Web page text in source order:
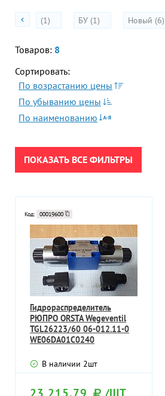
ПРИМЕНИТЬ
(1) БУ (1) Новый (6)
Товаров: 8
Сортировать:
По возрастанию цены
По убыванию цены
По наименованию
ПОКАЗАТЬ ВСЕ ФИЛЬТРЫ
Код: 00019600
Гидрораспределитель
РЮПРО ORSTA Wegeventil
TGL26223/60 06-012.11-0
WE06DA01C0240
В наличии 2шт
23 215,79 /ШТ